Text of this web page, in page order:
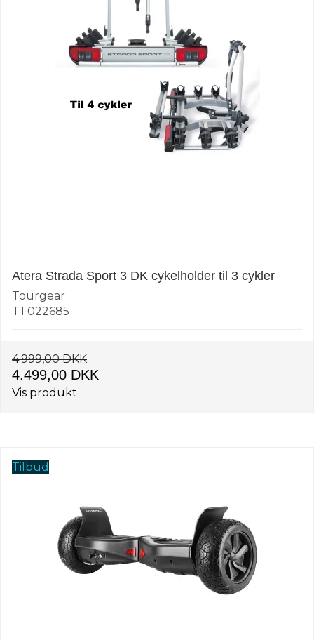
Atera Strada Sport 3 DK cykelholder til 3 cykler
Tourgear
T1 022685
4.999,00 DKK
4.499,00 DKK
Vis produkt
Tilbud